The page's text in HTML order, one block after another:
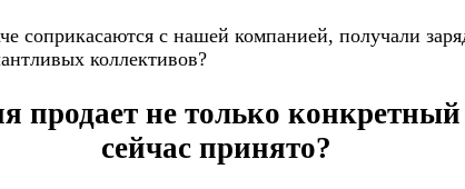
соприкасаются с нашей компанией, получали
коллективов?
не только
сейчас принято?